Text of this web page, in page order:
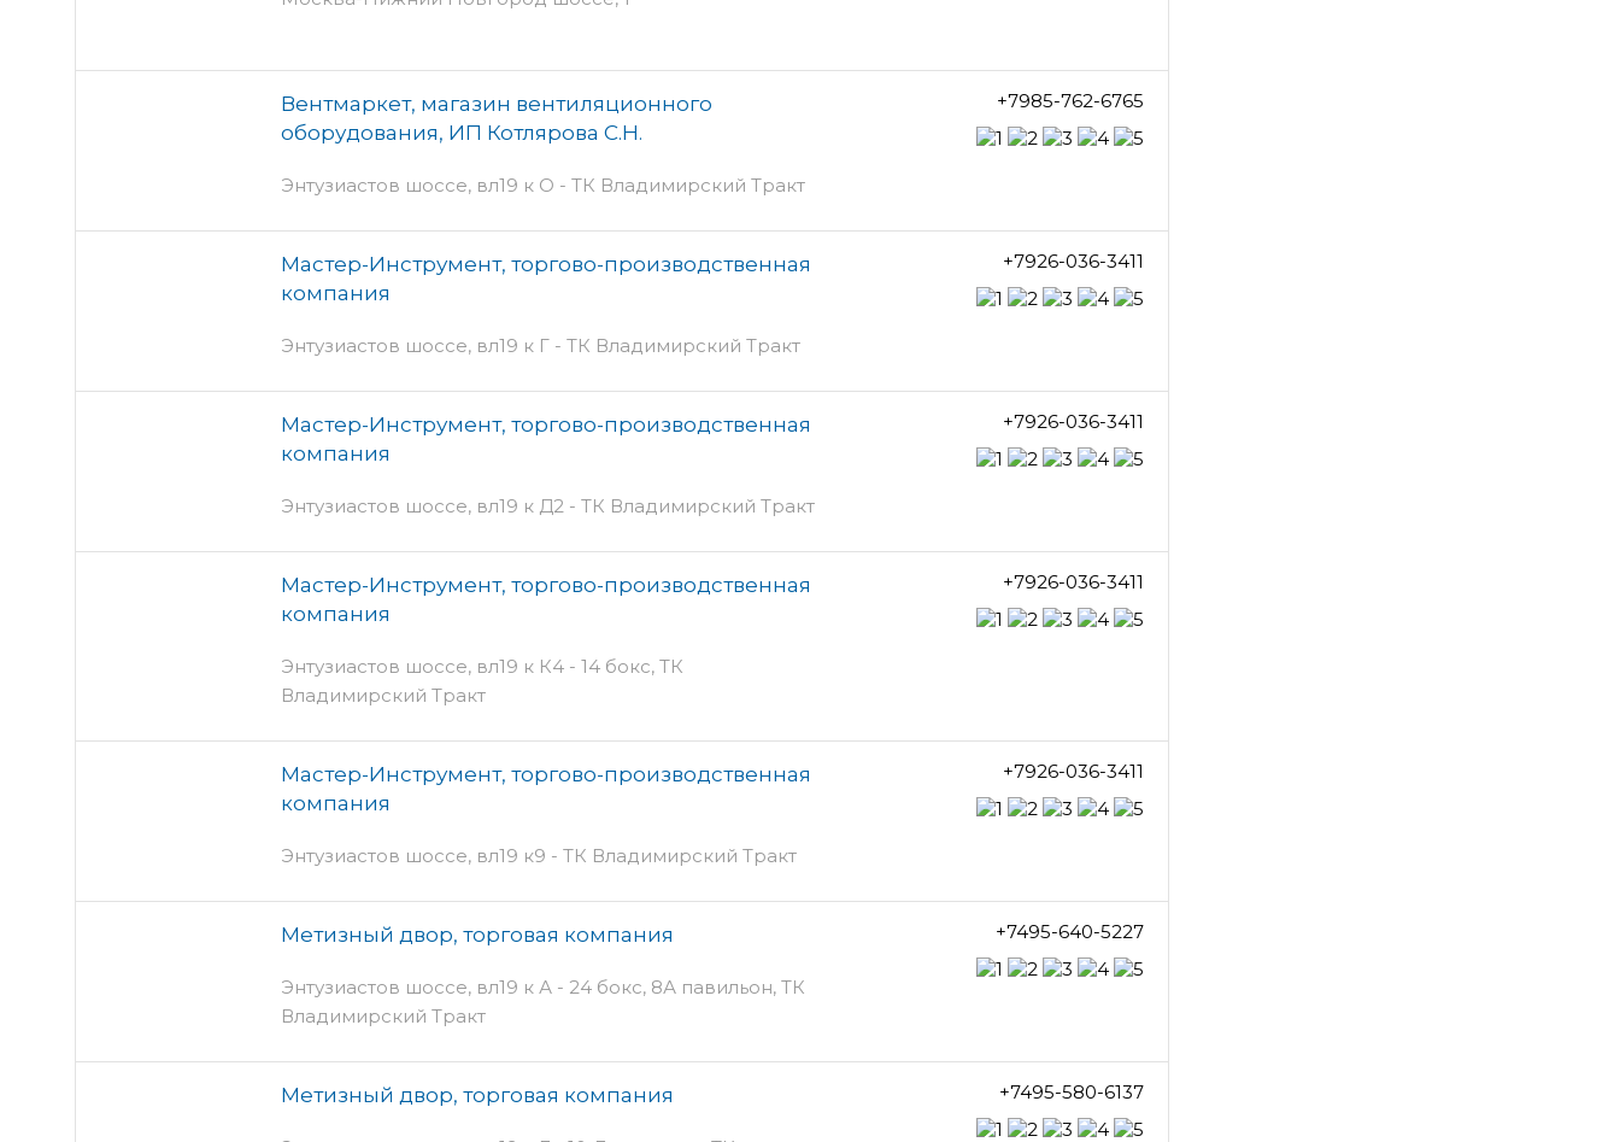
Вентмаркет, магазин вентиляционного
оборудования, ИП Котлярова С.Н.
Энтузиастов шоссе, вл19 к О - ТК Владимирский Тракт
+7985-762-6765
Мастер-Инструмент, торгово-производственная
компания
Энтузиастов шоссе, вл19 к Г - ТК Владимирский Тракт
+7926-036-3411
Мастер-Инструмент, торгово-производственная
компания
Энтузиастов шоссе, вл19 к Д2 - ТК Владимирский Тракт
+7926-036-3411
Мастер-Инструмент, торгово-производственная
компания
Энтузиастов шоссе, вл19 к К4 - 14 бокс, ТК
Владимирский Тракт
+7926-036-3411
Мастер-Инструмент, торгово-производственная
компания
Энтузиастов шоссе, вл19 к9 - ТК Владимирский Тракт
+7926-036-3411
Метизный двор, торговая компания
Энтузиастов шоссе, вл19 к А - 24 бокс, 8А павильон, ТК
Владимирский Тракт
+7495-640-5227
Метизный двор, торговая компания +7495-580-6137